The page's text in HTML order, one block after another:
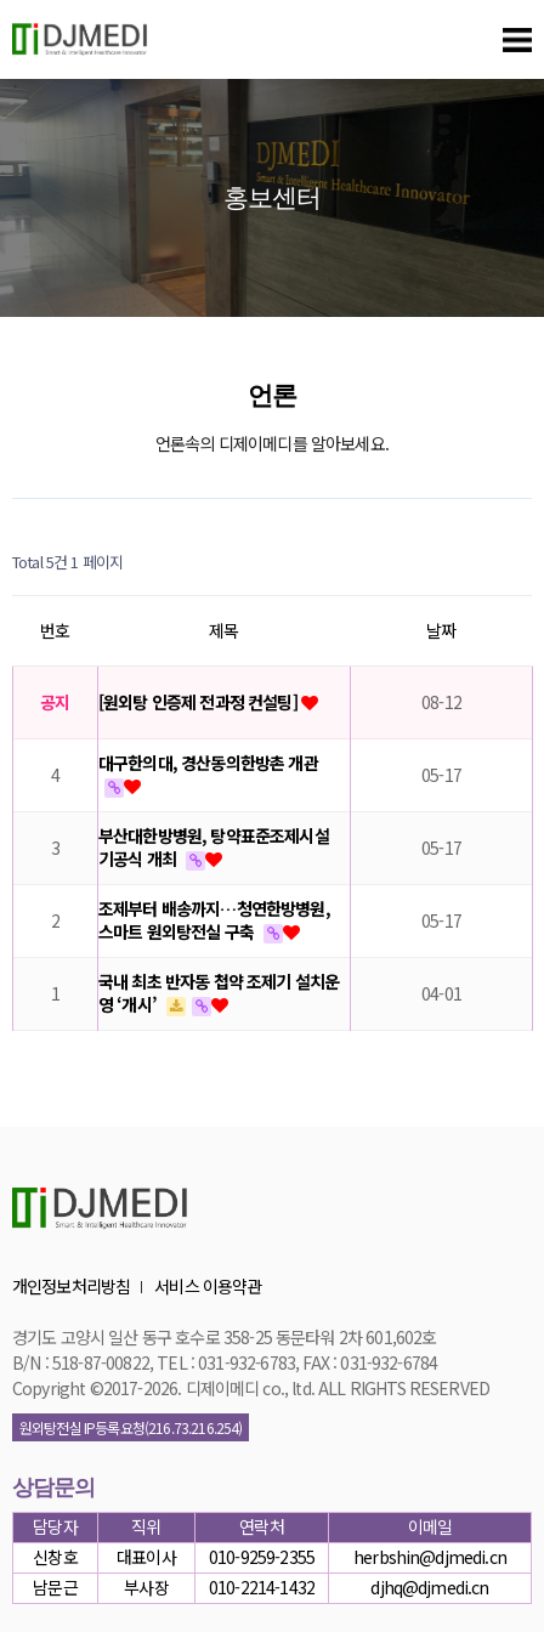
홍보센터
언론
언론속의 디제이메디를 알아보세요.
Total 5건1 페이지
번호 제목 날짜
공지 [원외탕 인증제 전과정 컨설팅] 08-12
4 대구한의대, 경산동의한방촌 개관 05-17
3
부산대한방병원, 탕약표준조제시설
기공식 개최
05-17
2
조제부터 배송까지…청연한방병원,
스마트 원외탕전실 구축
05-17
1
국내 최초 반자동 첩약 조제기 설치운
영 ‘개시’
04-01
개인정보처리방침 서비스 이용약관
경기도 고양시 일산 동구 호수로 358-25 동문타워 2차 601,602호
B/N : 518-87-00822, TEL : 031-932-6783, FAX : 031-932-6784
Copyright ©2017-2026. 디제이메디 co., ltd. ALL RIGHTS RESERVED
원외탕전실 IP등록요청(216.73.216.254)
상담문의
담당자
직위 연락처
이메일
신창호
대표이사 010-9259-2355
herbshin@djmedi.cn
남문근
부사장 010-2214-1432 djhq@djmedi.cn